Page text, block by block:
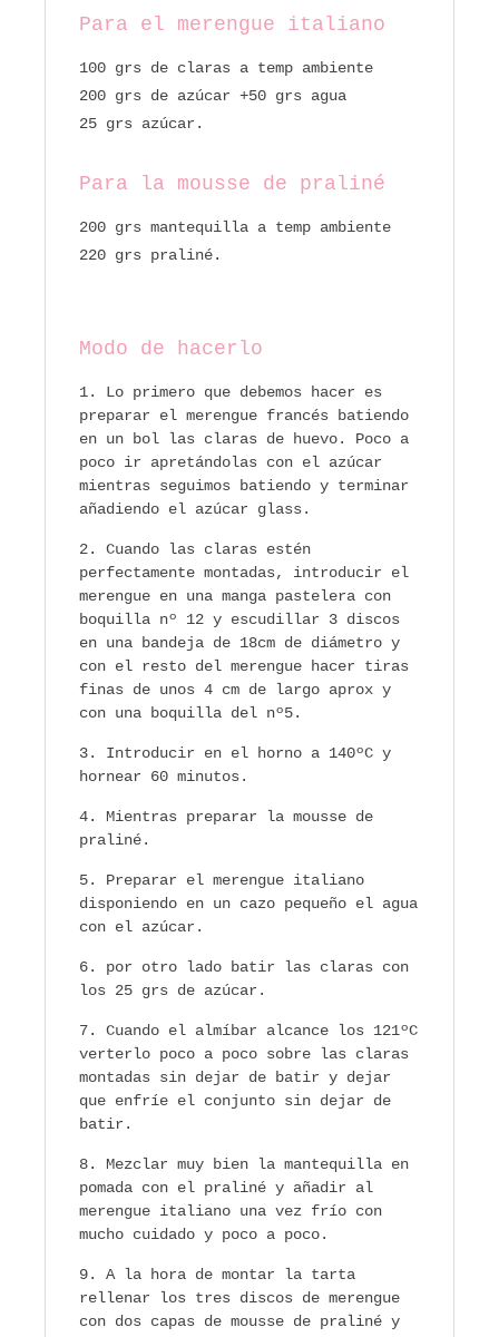
Para el merengue italiano
100 grs de claras a temp ambiente
200 grs de azúcar +50 grs agua
25 grs azúcar.
Para la mousse de praliné
200 grs mantequilla a temp ambiente
220 grs praliné.
Modo de hacerlo
Lo primero que debemos hacer es
preparar el merengue francés batiendo
en un bol las claras de huevo. Poco a
poco ir apretándolas con el azúcar
mientras seguimos batiendo y terminar
añadiendo el azúcar glass.
Cuando las claras estén
perfectamente montadas, introducir el
merengue en una manga pastelera con
boquilla nº 12 y escudillar 3 discos
en una bandeja de 18cm de diámetro y
con el resto del merengue hacer tiras
finas de unos 4 cm de largo aprox y
con una boquilla del nº5.
Introducir en el horno a 140ºC y
hornear 60 minutos.
Mientras preparar la mousse de
praliné.
Preparar el merengue italiano
disponiendo en un cazo pequeño el agua
con el azúcar.
por otro lado batir las claras con
los 25 grs de azúcar.
Cuando el almíbar alcance los 121ºC
verterlo poco a poco sobre las claras
montadas sin dejar de batir y dejar
que enfríe el conjunto sin dejar de
batir.
Mezclar muy bien la mantequilla en
pomada con el praliné y añadir al
merengue italiano una vez frío con
mucho cuidado y poco a poco.
A la hora de montar la tarta
rellenar los tres discos de merengue
con dos capas de mousse de praliné y